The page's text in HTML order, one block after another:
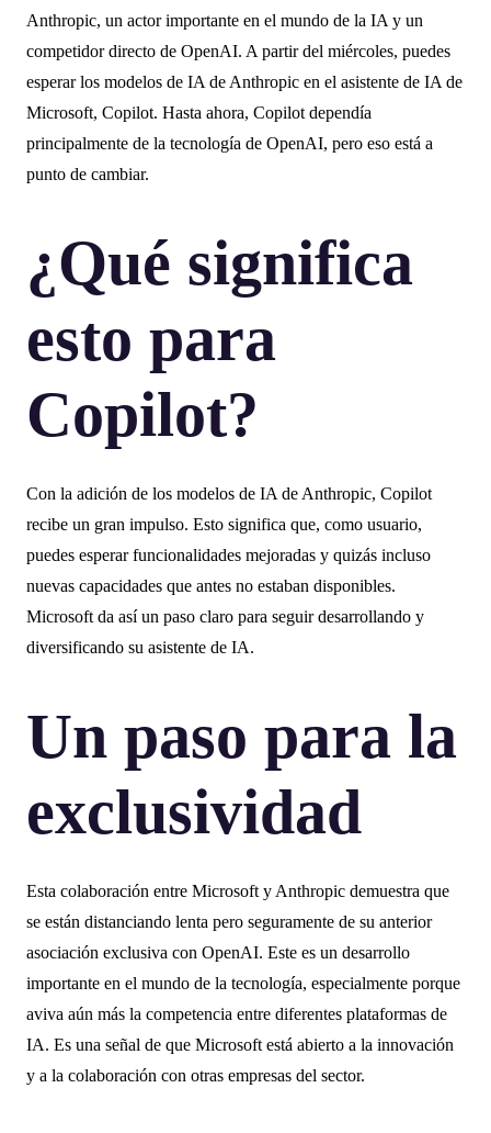
Anthropic, un actor importante en el mundo de la IA y un
competidor directo de OpenAI. A partir del miércoles, puedes
esperar los modelos de IA de Anthropic en el asistente de IA de
Microsoft, Copilot. Hasta ahora, Copilot dependía
principalmente de la tecnología de OpenAI, pero eso está a
punto de cambiar.
¿Qué significa
esto para
Copilot?
Con la adición de los modelos de IA de Anthropic, Copilot
recibe un gran impulso. Esto significa que, como usuario,
puedes esperar funcionalidades mejoradas y quizás incluso
nuevas capacidades que antes no estaban disponibles.
Microsoft da así un paso claro para seguir desarrollando y
diversificando su asistente de IA.
Un paso para la
exclusividad
Esta colaboración entre Microsoft y Anthropic demuestra que
se están distanciando lenta pero seguramente de su anterior
asociación exclusiva con OpenAI. Este es un desarrollo
importante en el mundo de la tecnología, especialmente porque
aviva aún más la competencia entre diferentes plataformas de
IA. Es una señal de que Microsoft está abierto a la innovación
y a la colaboración con otras empresas del sector.